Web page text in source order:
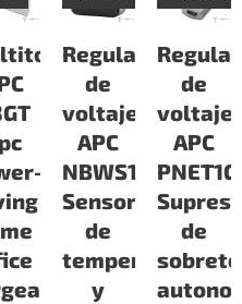
Reguladores
de
voltaje
APC
NBWS100H
Sensor
de
temperatura
y
de
voltaje
APC
de